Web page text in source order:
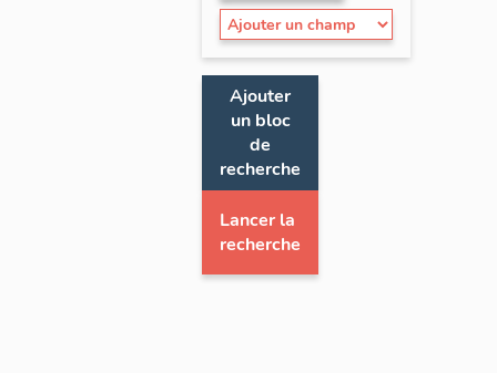
Ajouter
un bloc
de
recherche
Lancer la
recherche